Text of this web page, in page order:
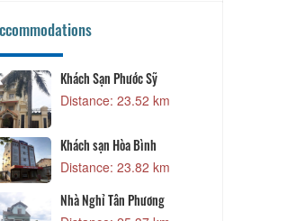
Khách Sạn Phước Sỹ
Distance: 23.52 km
Khách sạn Hòa Bình
Distance: 23.82 km
Nhà Nghỉ Tân Phương